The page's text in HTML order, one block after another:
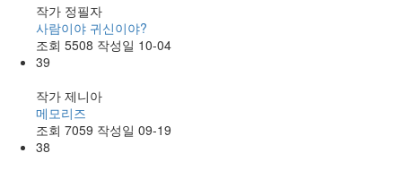
작가 정필자
사람이야 귀신이야?
조회 5508 작성일 10-04
39
작가 제니아
메모리즈
조회 7059 작성일 09-19
38